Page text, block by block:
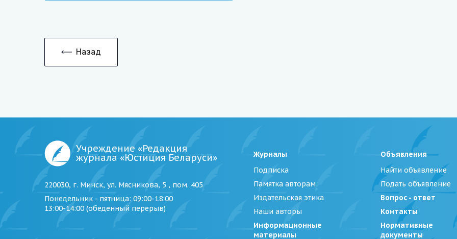
Назад
Учреждение «Редакция
журнала «Юстиция Беларуси»
220030, г. Минск, ул. Мясникова, 5 , пом. 405
Понедельник - пятница: 09:00-18:00
13:00-14:00 (обеденный перерыв)
Журналы
Подписка
Памятка авторам
Издательская этика
Наши авторы
Информационные
материалы
Объявления
Найти объявление
Подать объявление
Вопрос - ответ
Контакты
Нормативные
документы